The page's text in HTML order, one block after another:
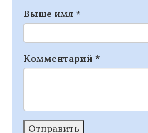
Выше имя *
Комментарий *
Отправить